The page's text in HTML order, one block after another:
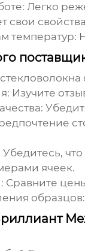
Легко
свои
стекловолокна
Изучите
ячеек.
Сравните